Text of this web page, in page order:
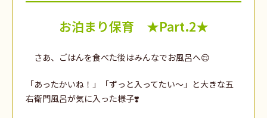
お泊まり保育 ★Part.2★
さあ、ごはんを食べた後はみんなでお風呂へ😌
「あったかいね！」「ずっと入ってたい～」と大きな五
右衛門風呂が気に入った様子❣️